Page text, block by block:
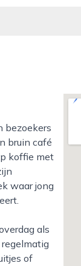
bruin café
koffie met
waar jong
of